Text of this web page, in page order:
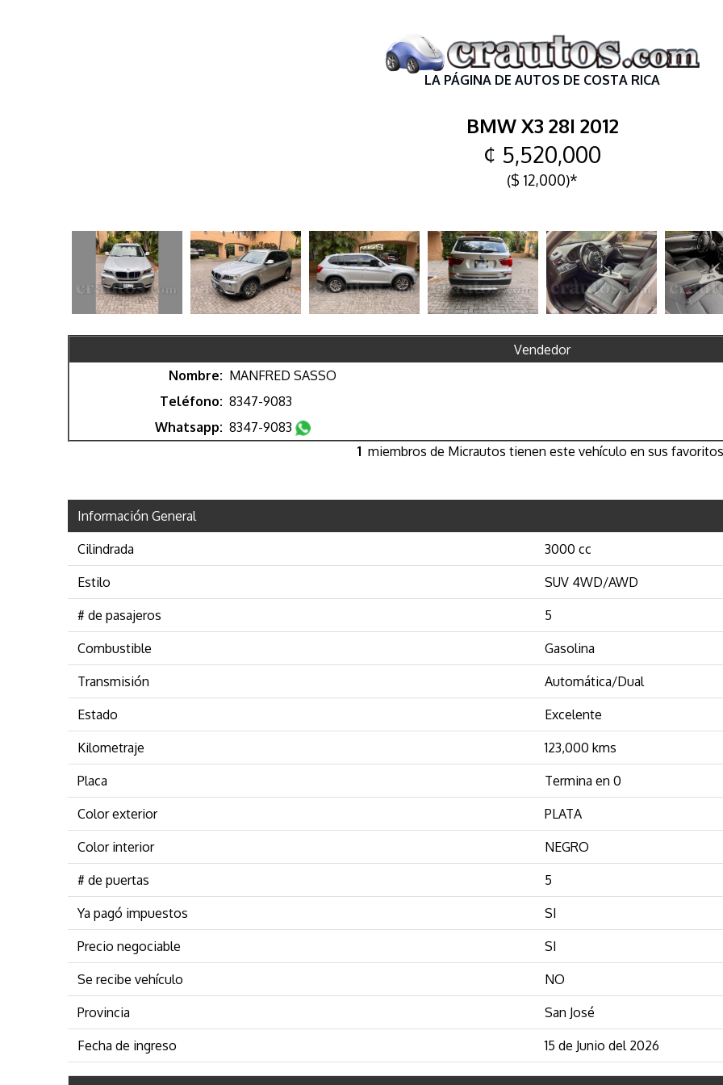
LA PÁGINA DE AUTOS DE COSTA RICA
BMW X3 28I 2012
¢ 5,520,000
($ 12,000)*
Vendedor
Nombre: MANFRED SASSO
Teléfono: 8347-9083
Whatsapp: 8347-9083
1 miembros de Micrautos tienen este vehículo en sus
Información General
Cilindrada 3000 cc
Estilo SUV 4WD/AWD
# de pasajeros 5
Combustible Gasolina
Transmisión Automática/Dual
Estado Excelente
Kilometraje 123,000 kms
Placa Termina en 0
Color exterior PLATA
Color interior NEGRO
# de puertas 5
Ya pagó impuestos SI
Precio negociable SI
Se recibe vehículo NO
Provincia San José
Fecha de ingreso 15 de Junio del 2026